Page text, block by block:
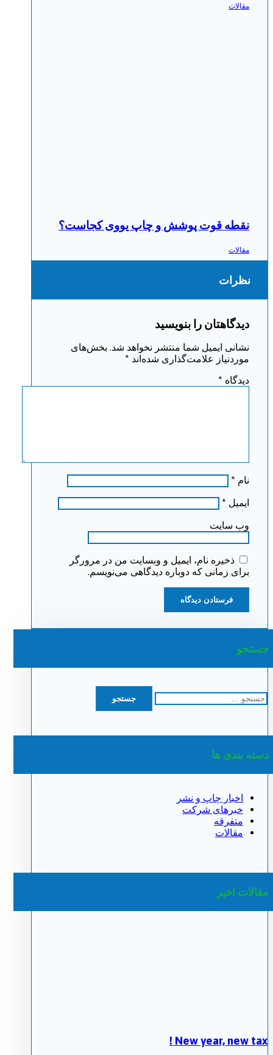
مقالات
نقطه قوت پوشش و چاپ یووی کجاست؟
مقالات
نظرات
دیدگاهتان را بنویسید
نشانی ایمیل شما منتشر نخواهد شد. بخش‌های
موردنیاز علامت‌گذاری شده‌اند *
دیدگاه *
نام *
ایمیل *
وب‌ سایت
ذخیره نام، ایمیل و وبسایت من در مرورگر
برای زمانی که دوباره دیدگاهی می‌نویسم.
جستجو
جستجو
برای:
دسته بندی ها
اخبار چاپ و نشر
خبرهای شرکت
متفرقه
مقالات
مقالات اخیر
New year, new tax !